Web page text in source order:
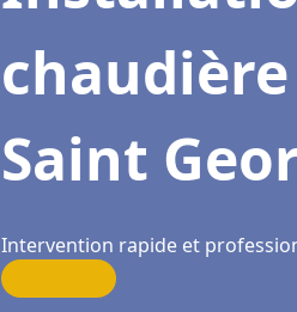
Saint
Intervention rapide et